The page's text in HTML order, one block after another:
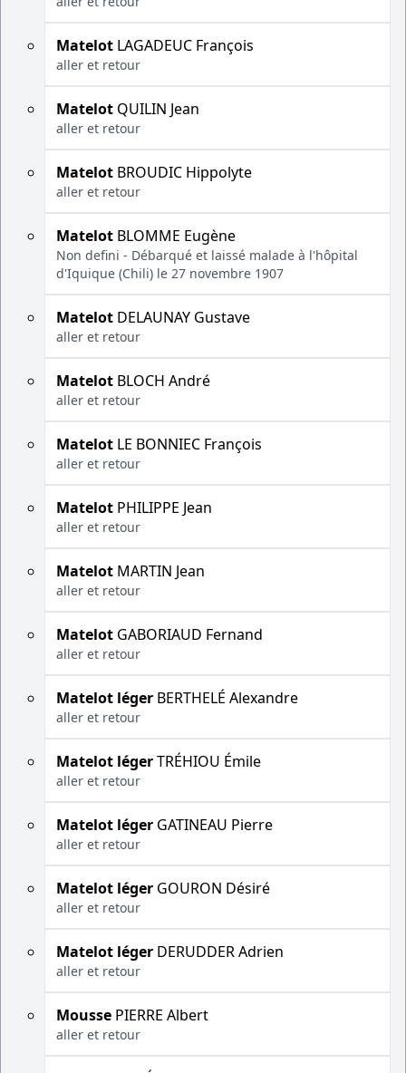
Matelot LAGADEUC François
aller et retour
Matelot QUILIN Jean
aller et retour
Matelot BROUDIC Hippolyte
aller et retour
Matelot BLOMME Eugène
Non defini - Débarqué et laissé malade à l'hôpital
d'Iquique (Chili) le 27 novembre 1907
Matelot DELAUNAY Gustave
aller et retour
Matelot BLOCH André
aller et retour
Matelot LE BONNIEC François
aller et retour
Matelot PHILIPPE Jean
aller et retour
Matelot MARTIN Jean
aller et retour
Matelot GABORIAUD Fernand
aller et retour
Matelot léger BERTHELÉ Alexandre
aller et retour
Matelot légerTRÉHIOU Émile
aller et retour
Matelot léger GATINEAU Pierre
aller et retour
Matelot léger GOURON Désiré
aller et retour
Matelot léger DERUDDER Adrien
aller et retour
Mousse PIERRE Albert
aller et retour